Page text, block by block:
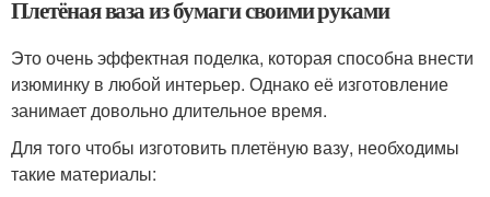
Плетёная ваза из бумаги своими руками
Это очень эффектная поделка, которая способна внести
изюминку в любой интерьер. Однако её изготовление
занимает довольно длительное время.
Для того чтобы изготовить плетёную вазу, необходимы
такие материалы: